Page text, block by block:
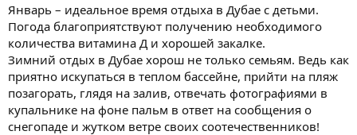
Январь – идеальное время отдыха в Дубае с детьми.
Погода благоприятствуют получению необходимого
количества витамина Д и хорошей закалке.
Зимний отдых в Дубае хорош не только семьям. Ведь как
приятно искупаться в теплом бассейне, прийти на пляж
позагорать, глядя на залив, отвечать фотографиями в
купальнике на фоне пальм в ответ на сообщения о
снегопаде и жутком ветре своих соотечественников!